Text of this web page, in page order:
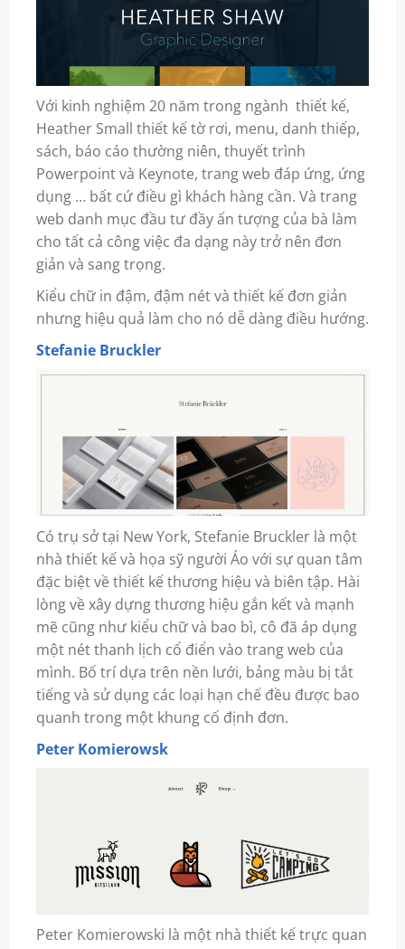
Với kinh nghiệm 20 năm trong ngành thiết kế,
Heather Small thiết kế tờ rơi, menu, danh thiếp,
sách, báo cáo thường niên, thuyết trình
Powerpoint và Keynote, trang web đáp ứng, ứng
dụng … bất cứ điều gì khách hàng cần. Và trang
web danh mục đầu tư đầy ấn tượng của bà làm
cho tất cả công việc đa dạng này trở nên đơn
giản và sang trọng.
Kiểu chữ in đậm, đậm nét và thiết kế đơn giản
nhưng hiệu quả làm cho nó dễ dàng điều hướng.
Stefanie Bruckler
Có trụ sở tại New York, Stefanie Bruckler là một
nhà thiết kế và họa sỹ người Áo với sự quan tâm
đặc biệt về thiết kế thương hiệu và biên tập. Hài
lòng về xây dựng thương hiệu gắn kết và mạnh
mẽ cũng như kiểu chữ và bao bì, cô đã áp dụng
một nét thanh lịch cổ điển vào trang web của
mình. Bố trí dựa trên nền lưới, bảng màu bị tắt
tiếng và sử dụng các loại hạn chế đều được bao
quanh trong một khung cố định đơn.
Peter Komierowsk
Peter Komierowski là một nhà thiết kế trực quan